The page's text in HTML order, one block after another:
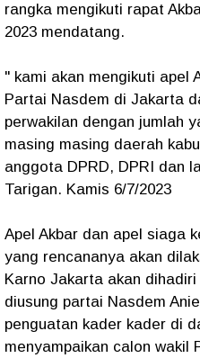
rangka mengikuti rapat
2023 mendatang.
" kami akan mengikuti apel
Partai Nasdem di Jakarta
perwakilan dengan jumlah
masing masing daerah
anggota DPRD, DPRI dan
Tarigan. Kamis 6/7/2023
Apel Akbar dan apel siaga
yang rencananya akan
Karno Jakarta akan
diusung partai Nasdem
penguatan kader kader di
menyampaikan calon wakil